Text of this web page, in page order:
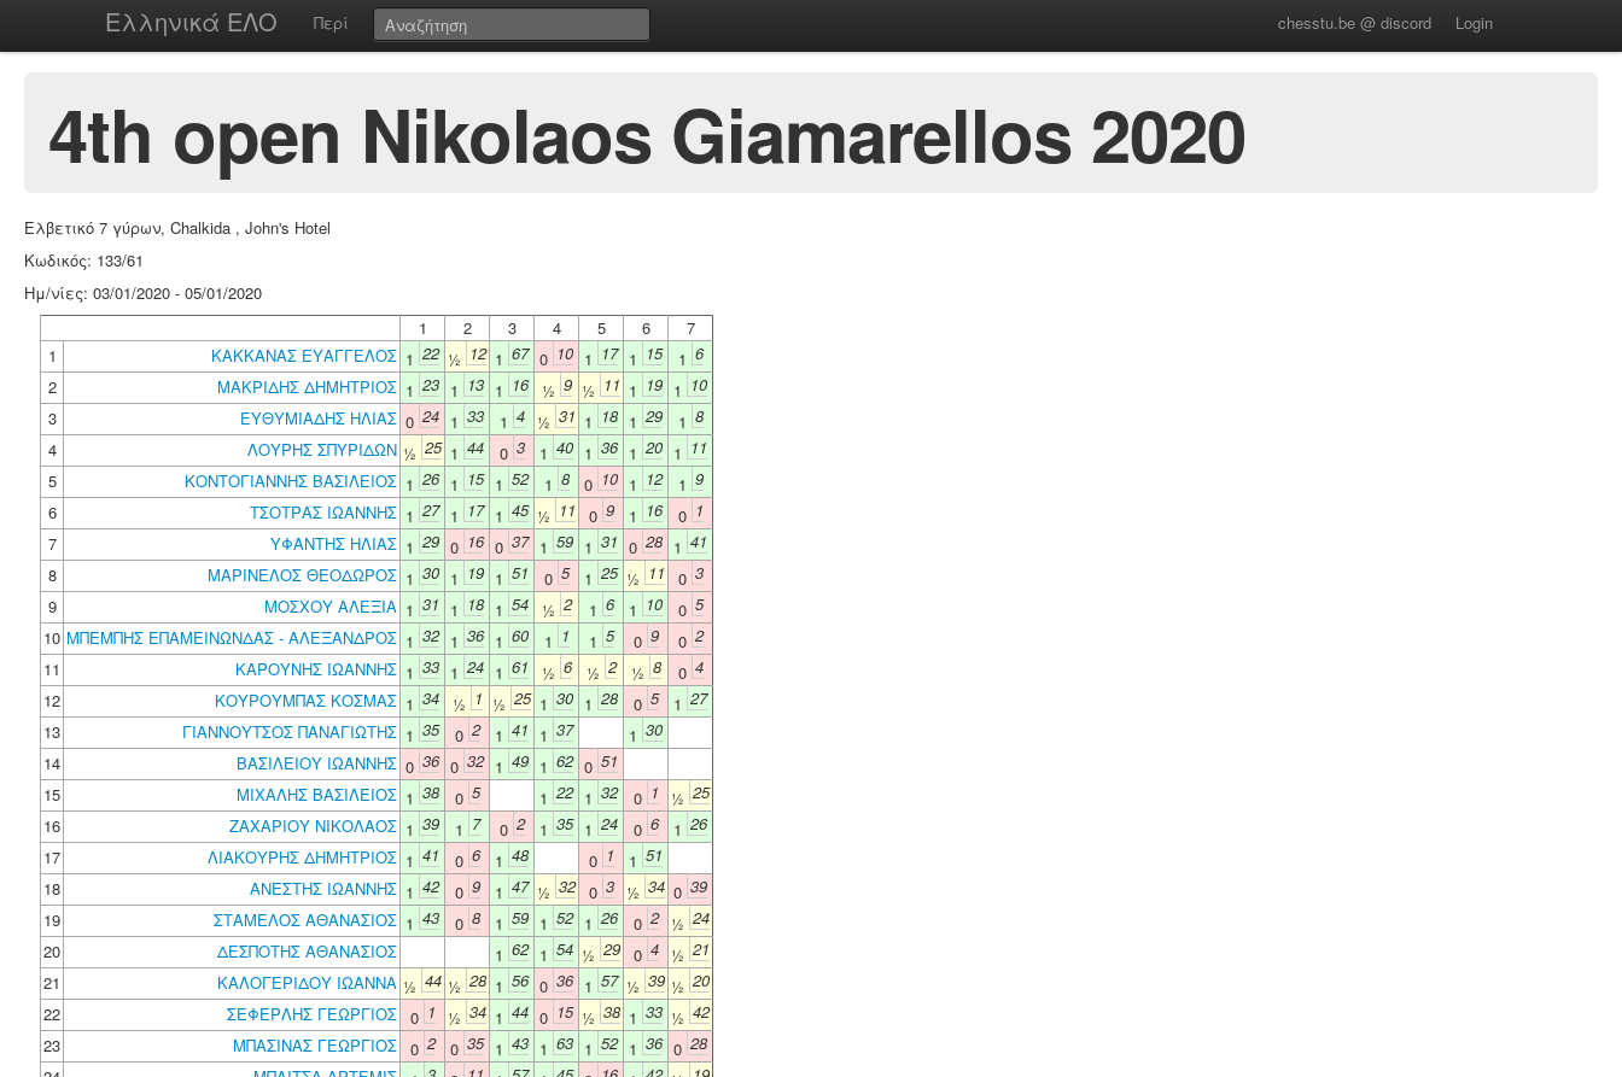
Ελληνικά ΕΛΟ Περί chesstu.be @ discord Login
4th open Nikolaos Giamarellos 2020
Ελβετικό 7 γύρων, Chalkida , John's Hotel
Κωδικός: 133/61
Ημ/νίες: 03/01/2020 - 05/01/2020
1
2 3 4 5 6
7
1
ΚΑΚΚΑΝΑΣ ΕΥΑΓΓΕΛΟΣ 1 22 ½ 12 1 67 0 10 1 17 1 15 1 6
2
ΜΑΚΡΙΔΗΣ ΔΗΜΗΤΡΙΟΣ 1 23 1 13 1 16 ½ 9 ½ 11 1 19 1 10
3
ΕΥΘΥΜΙΑΔΗΣ ΗΛΙΑΣ 0 24 1 33 1 4 ½ 31 1 18 1 29 1 8
4
ΛΟΥΡΗΣ ΣΠΥΡΙΔΩΝ ½ 25 1 44 0 3 1 40 1 36 1 20 1 11
5
ΚΟΝΤΟΓΙΑΝΝΗΣ ΒΑΣΙΛΕΙΟΣ 1 26 1 15 1 52 1 8 0 10 1 12 1 9
6
ΤΣΟΤΡΑΣ ΙΩΑΝΝΗΣ 1 27 1 17 1 45 ½ 11 0 9 1 16 0 1
7
ΥΦΑΝΤΗΣ ΗΛΙΑΣ 1 29 0 16 0 37 1 59 1 31 0 28 1 41
8
ΜΑΡΙΝΕΛΟΣ ΘΕΟΔΩΡΟΣ 1 30 1 19 1 51 0 5 1 25 ½ 11 0 3
9
ΜΟΣΧΟΥ ΑΛΕΞΙΑ 1 31 1 18 1 54 ½ 2 1 6 1 10 0 5
10 ΜΠΕΜΠΗΣ ΕΠΑΜΕΙΝΩΝΔΑΣ - ΑΛΕΞΑΝΔΡΟΣ 1 32 1 36 1 60 1 1 1 5 0 9 0 2
11
ΚΑΡΟΥΝΗΣ ΙΩΑΝΝΗΣ 1 33 1 24 1 61 ½ 6 ½ 2 ½ 8 0 4
12
ΚΟΥΡΟΥΜΠΑΣ ΚΟΣΜΑΣ 1 34 ½ 1 ½ 25 1 30 1 28 0 5 1 27
13
ΓΙΑΝΝΟΥΤΣΟΣ ΠΑΝΑΓΙΩΤΗΣ 1 35 0 2 1 41 1 37 1 30
14
ΒΑΣΙΛΕΙΟΥ ΙΩΑΝΝΗΣ 0 36 0 32 1 49 1 62 0 51
15
ΜΙΧΑΛΗΣ ΒΑΣΙΛΕΙΟΣ 1 38 0 5 1 22 1 32 0 1 ½ 25
16
ΖΑΧΑΡΙΟΥ ΝΙΚΟΛΑΟΣ 1 39 1 7 0 2 1 35 1 24 0 6 1 26
17
ΛΙΑΚΟΥΡΗΣ ΔΗΜΗΤΡΙΟΣ 1 41 0 6 1 48 0 1 1 51
18
ΑΝΕΣΤΗΣ ΙΩΑΝΝΗΣ 1 42 0 9 1 47 ½ 32 0 3 ½ 34 0 39
19
ΣΤΑΜΕΛΟΣ ΑΘΑΝΑΣΙΟΣ 1 43 0 8 1 59 1 52 1 26 0 2 ½ 24
20
ΔΕΣΠΟΤΗΣ ΑΘΑΝΑΣΙΟΣ 1 62 1 54 ½ 29 0 4 ½ 21
21
ΚΑΛΟΓΕΡΙΔΟΥ ΙΩΑΝΝΑ ½ 44 ½ 28 1 56 0 36 1 57 ½ 39 ½ 20
22
ΣΕΦΕΡΛΗΣ ΓΕΩΡΓΙΟΣ 0 1 ½ 34 1 44 0 15 ½ 38 1 33 ½ 42
23
ΜΠΑΣΙΝΑΣ ΓΕΩΡΓΙΟΣ 0 2 0 35 1 43 1 63 1 52 1 36 0 28